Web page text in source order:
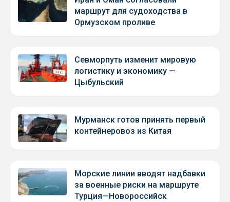
маршрут для судоходства в
Ормузском проливе
Севморпуть изменит мировую
логистику и экономику —
Цыбульский
Мурманск готов принять первый
контейнеровоз из Китая
Морские линии вводят надбавки
за военные риски на маршруте
Турция—Новороссийск